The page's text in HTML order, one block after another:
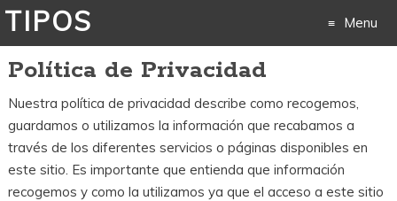
TIPOS Menu
to
content
Política de Privacidad
Nuestra política de privacidad describe como recogemos,
guardamos o utilizamos la información que recabamos a
través de los diferentes servicios o páginas disponibles en
este sitio. Es importante que entienda que información
recogemos y como la utilizamos ya que el acceso a este sitio